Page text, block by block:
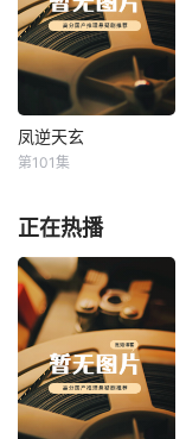
凤逆天玄
凤逆天玄
第101集
正在热播